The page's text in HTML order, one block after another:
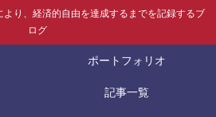
り、経済的自由を達成するまでを記録するブ
ログ
ポートフォリオ
記事一覧